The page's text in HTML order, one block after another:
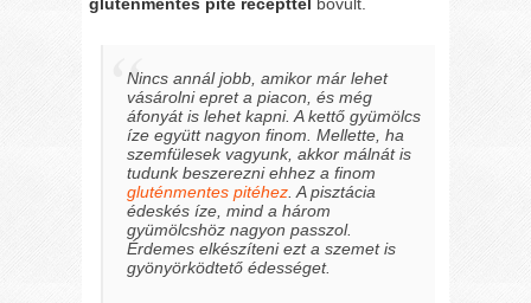
Nincs annál jobb, amikor már lehet
vásárolni epret a piacon, és még
áfonyát is lehet kapni. A kettő gyümölcs
íze együtt nagyon finom. Mellette, ha
szemfülesek vagyunk, akkor málnát is
tudunk beszerezni ehhez a finom
gluténmentes pitéhez . A pisztácia
édeskés íze, mind a három
gyümölcshöz nagyon passzol.
Érdemes elkészíteni ezt a szemet is
gyönyörködtető édességet.